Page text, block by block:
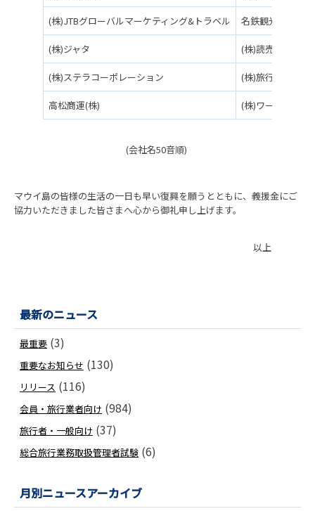
(株)JTBグローバルマーケティング&トラベル 名鉄観光サービ
(株)ジャタ (株)読売旅行
(株)ステラコーポレーション (株)旅行綜研
高松商運(株) (株)ワールドツー
(会社名50音順)
マウイ島の皆様の生活の一日も早い復興を願うとともに、義援金にご
協力いただきました皆さまへ心から御礼申し上げます。
以上
最新のニュース
最重要 (3)
重要なお知らせ (130)
リリース (116)
会員・旅行業者向け (984)
旅行者・一般向け (37)
総合旅行業務取扱管理者試験 (6)
月別ニュースアーカイブ